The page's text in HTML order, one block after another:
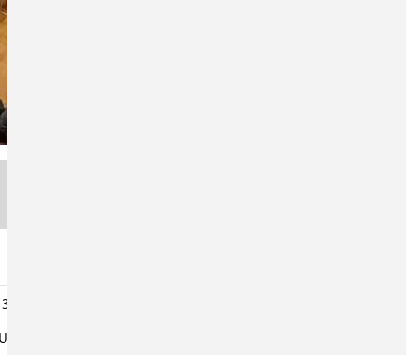
Oktober jeweils vom 9.00 bis 17.00 Uhr